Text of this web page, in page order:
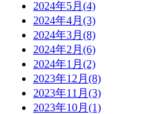
2024年5月(4)
2024年4月(3)
2024年3月(8)
2024年2月(6)
2024年1月(2)
2023年12月(8)
2023年11月(3)
2023年10月(1)